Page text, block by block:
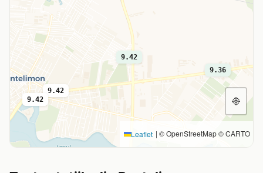
9.36
9.42
9.42
9.42
Leaflet | © OpenStreetMap © CARTO